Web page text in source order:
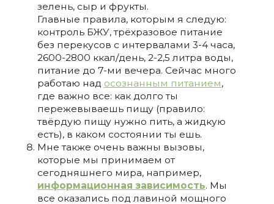
зелень, сыр и фрукты.
Главные правила, которым я следую:
контроль БЖУ, трёхразовое питание
без перекусов с интервалами 3-4 часа,
2600-2800 ккал/день, 2-2,5 литра воды,
питание до 7-ми вечера. Сейчас много
работаю над осознанным питанием,
где важно все: как долго ты
пережевываешь пищу (правило:
твёрдую пищу нужно пить, а жидкую
есть), в каком состоянии ты ешь.
Мне также очень важны вызовы,
которые мы принимаем от
сегодняшнего мира, например,
информационная зависимость. Мы
все оказались под лавиной мощного